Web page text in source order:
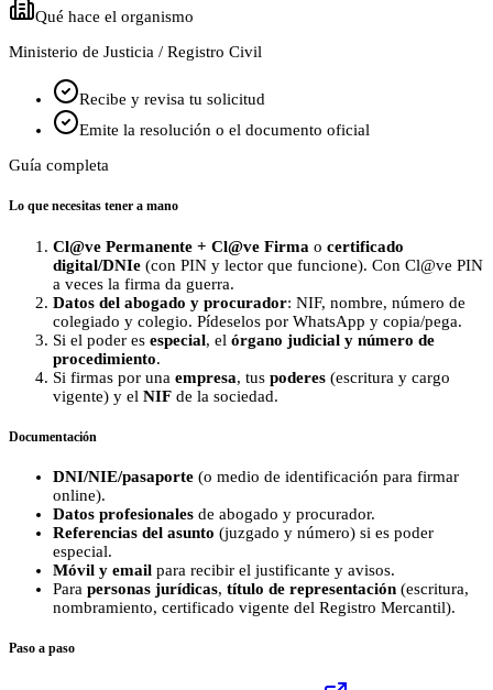
Qué hace el organismo
Ministerio de Justicia / Registro Civil
Recibe y revisa tu solicitud
Emite la resolución o el documento oficial
Guía completa
Lo que necesitas tener a mano
Cl@ve Permanente + Cl@ve Firma o certificado
digital/DNIe (con PIN y lector que funcione). Con Cl@ve PIN
a veces la firma da guerra.
Datos del abogado y procurador: NIF, nombre, número de
colegiado y colegio. Pídeselos por WhatsApp y copia/pega.
Si el poder es especial, el órgano judicial y número de
procedimiento.
Si firmas por una empresa, tus poderes (escritura y cargo
vigente) y el NIF de la sociedad.
Documentación
DNI/NIE/pasaporte (o medio de identificación para firmar
online).
Datos profesionales de abogado y procurador.
Referencias del asunto (juzgado y número) si es poder
especial.
Móvil y email para recibir el justificante y avisos.
Para personas jurídicas, título de representación (escritura,
nombramiento, certificado vigente del Registro Mercantil).
Paso a paso